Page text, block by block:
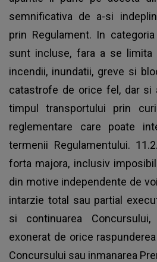
semnificativa de a-si
prin Regulament. In
sunt incluse, fara a se limita
incendii, inundatii, greve si
catastrofe de orice fel, dar si
timpul transportului prin
reglementare care poate
termenii Regulamentului.
forta majora, inclusiv
din motive independente de
intarzie total sau partial
si continuarea
exonerat de orice
Concursului sau inmanarea